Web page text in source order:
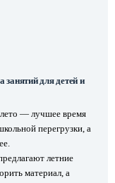
занятий для детей и
— лучшее время
перегрузки, а
летние
материал, а